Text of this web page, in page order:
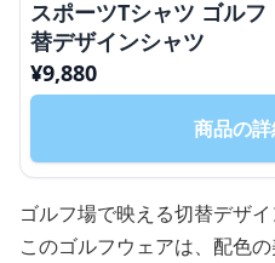
スポーツTシャツ ゴル
替デザインシャツ
¥9,880
商品の
ゴルフ場で映える切替デザ
このゴルフウェアは、配色